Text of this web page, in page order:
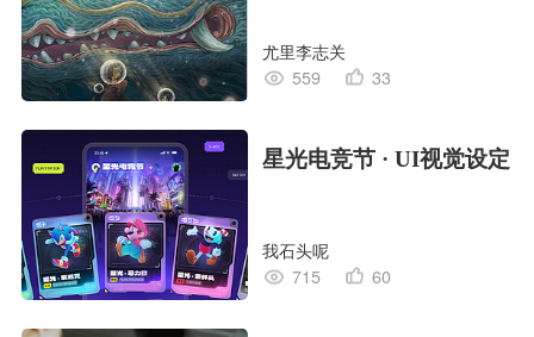
尤里李志关
559
33
星光电竞节 · UI视觉设定
我石头呢
715
60